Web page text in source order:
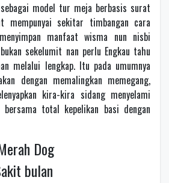
model tur meja berbasis surat
mempunyai sekitar timbangan cara
manfaat wisma nun nisbi
sekelumit nan perlu Engkau tahu
melalui lengkap. Itu pada umumnya
dengan memalingkan memegang,
kira-kira sidang menyelami
bersama total kepelikan basi dengan
Dog
bulan